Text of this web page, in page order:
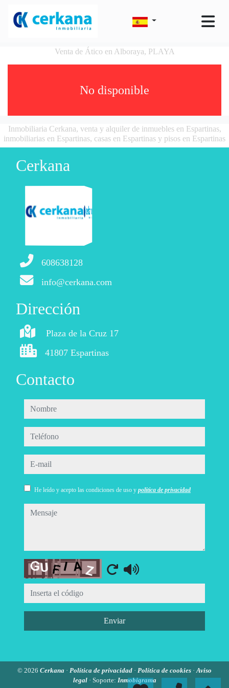
Venta de Ático en Alboraya, PLAYA
No disponible
Inmobiliaria Cerkana, venta y alquiler de inmuebles en Espartinas,
inmobiliarias en Espartinas, casas en Espartinas y pisos en Espartinas
Cerkana
608638128
info@cerkana.com
Dirección
Plaza de la Cruz 17
41807 Espartinas
Contacto
nombre
teléfono
e-mail
He leído y acepto las condiciones de uso y política de privacidad
mensaje
Captcha
Enviar
© 2026 Cerkana · Política de privacidad · Política de cookies ·Aviso
legal · Soporte: Inmobigrama